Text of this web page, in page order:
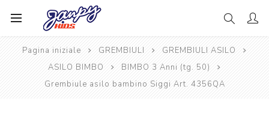
Pagina iniziale GREMBIULI
GREMBIULI ASILO
ASILO BIMBO
BIMBO 3 Anni (tg. 50)
Grembiule asilo bambino Siggi Art. 4356QA